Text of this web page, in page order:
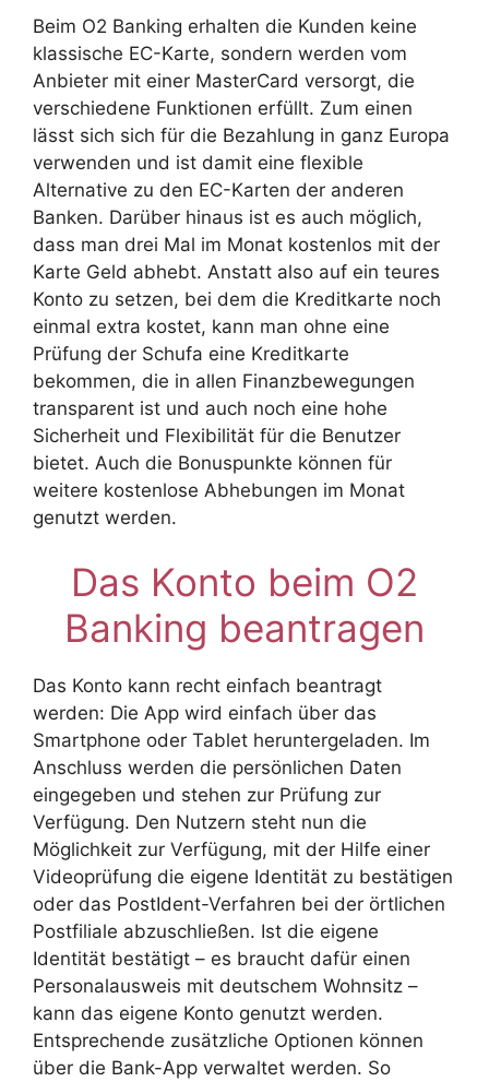
Beim O2 Banking erhalten die Kunden keine
klassische EC-Karte, sondern werden vom
Anbieter mit einer MasterCard versorgt, die
verschiedene Funktionen erfüllt. Zum einen
lässt sich sich für die Bezahlung in ganz Europa
verwenden und ist damit eine flexible
Alternative zu den EC-Karten der anderen
Banken. Darüber hinaus ist es auch möglich,
dass man drei Mal im Monat kostenlos mit der
Karte Geld abhebt. Anstatt also auf ein teures
Konto zu setzen, bei dem die Kreditkarte noch
einmal extra kostet, kann man ohne eine
Prüfung der Schufa eine Kreditkarte
bekommen, die in allen Finanzbewegungen
transparent ist und auch noch eine hohe
Sicherheit und Flexibilität für die Benutzer
bietet. Auch die Bonuspunkte können für
weitere kostenlose Abhebungen im Monat
genutzt werden.
Das Konto beim O2
Banking beantragen
Das Konto kann recht einfach beantragt
werden: Die App wird einfach über das
Smartphone oder Tablet heruntergeladen. Im
Anschluss werden die persönlichen Daten
eingegeben und stehen zur Prüfung zur
Verfügung. Den Nutzern steht nun die
Möglichkeit zur Verfügung, mit der Hilfe einer
Videoprüfung die eigene Identität zu bestätigen
oder das PostIdent-Verfahren bei der örtlichen
Postfiliale abzuschließen. Ist die eigene
Identität bestätigt – es braucht dafür einen
Personalausweis mit deutschem Wohnsitz –
kann das eigene Konto genutzt werden.
Entsprechende zusätzliche Optionen können
über die Bank-App verwaltet werden. So